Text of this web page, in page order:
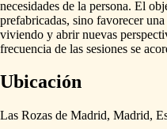
necesidades de la persona. El
prefabricadas, sino favorecer una
viviendo y abrir nuevas
frecuencia de las sesiones se
Ubicación
Las Rozas de Madrid, Madrid,